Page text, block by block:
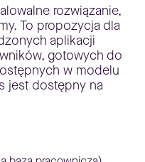
rozwiązanie,
To propozycja dla
aplikacji
gotowych do
w modelu
jest dostępny na